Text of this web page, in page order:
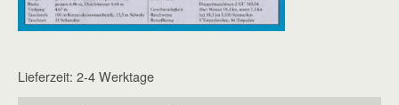
Lieferzeit: 2-4 Werktage